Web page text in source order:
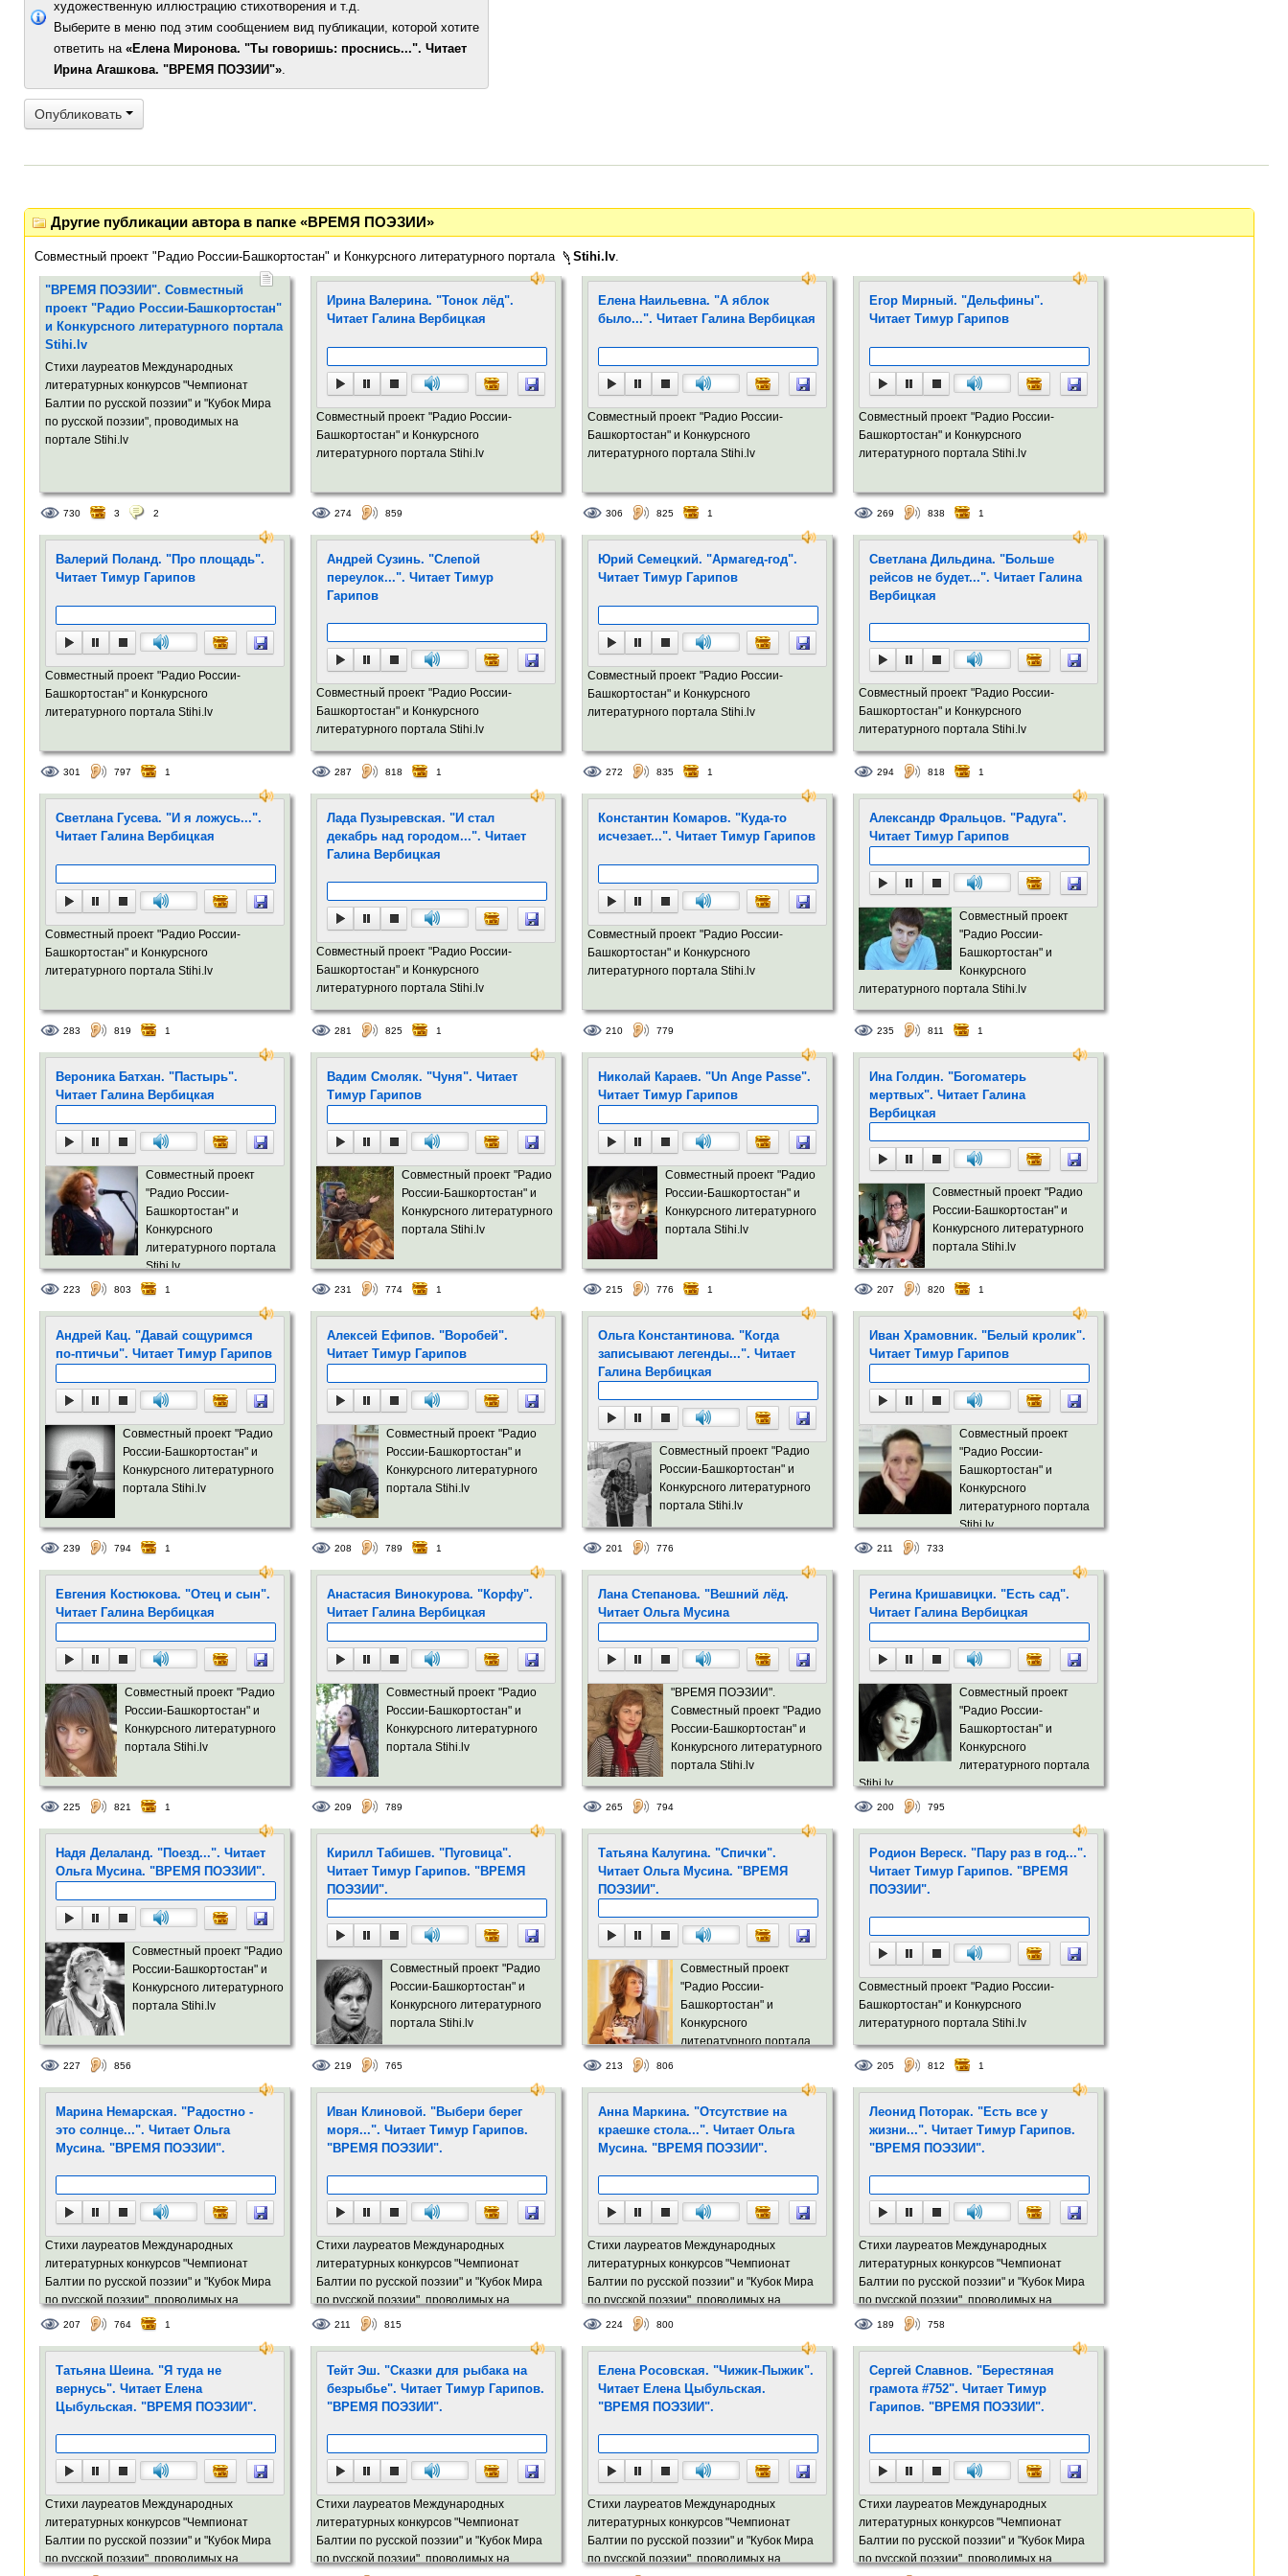
художественную иллюстрацию стихотворения и т.д.
Выберите в меню под этим сообщением вид публикации, которой хотите
ответить на «Елена Миронова. "Ты говоришь: проснись...". Читает
Ирина Агашкова. "ВРЕМЯ ПОЭЗИИ"».
Опубликовать
Другие публикации автора в папке «ВРЕМЯ ПОЭЗИИ»
Совместный проект "Радио России-Башкортостан" и Конкурсного литературного портала Stihi.lv.
"ВРЕМЯ ПОЭЗИИ". Совместный
проект "Радио России-Башкортостан"
и Конкурсного литературного портала
Stihi.lv
Стихи лауреатов Международных
литературных конкурсов "Чемпионат
Балтии по русской поэзии" и "Кубок Мира
по русской поэзии", проводимых на
портале Stihi.lv
730 3 2
Ирина Валерина. "Тонок лёд".
Читает Галина Вербицкая
Совместный проект "Радио России-
Башкортостан" и Конкурсного
литературного портала Stihi.lv
274 859
Елена Наильевна. "А яблок
было...". Читает Галина Вербицкая
Совместный проект "Радио России-
Башкортостан" и Конкурсного
литературного портала Stihi.lv
306 825 1
Егор Мирный. "Дельфины".
Читает Тимур Гарипов
Совместный проект "Радио России-
Башкортостан" и Конкурсного
литературного портала Stihi.lv
269 838 1
Валерий Поланд. "Про площадь".
Читает Тимур Гарипов
Совместный проект "Радио России-
Башкортостан" и Конкурсного
литературного портала Stihi.lv
301 797 1
Андрей Сузинь. "Слепой
переулок...". Читает Тимур
Гарипов
Совместный проект "Радио России-
Башкортостан" и Конкурсного
литературного портала Stihi.lv
287 818 1
Юрий Семецкий. "Армагед-год".
Читает Тимур Гарипов
Совместный проект "Радио России-
Башкортостан" и Конкурсного
литературного портала Stihi.lv
272 835 1
Светлана Дильдина. "Больше
рейсов не будет...". Читает Галина
Вербицкая
Совместный проект "Радио России-
Башкортостан" и Конкурсного
литературного портала Stihi.lv
294 818 1
Светлана Гусева. "И я ложусь...".
Читает Галина Вербицкая
Совместный проект "Радио России-
Башкортостан" и Конкурсного
литературного портала Stihi.lv
283 819 1
Лада Пузыревская. "И стал
декабрь над городом...". Читает
Галина Вербицкая
Совместный проект "Радио России-
Башкортостан" и Конкурсного
литературного портала Stihi.lv
281 825 1
Константин Комаров. "Куда-то
исчезает...". Читает Тимур Гарипов
Совместный проект "Радио России-
Башкортостан" и Конкурсного
литературного портала Stihi.lv
210 779
Александр Фральцов. "Радуга".
Читает Тимур Гарипов
Совместный проект
"Радио России-
Башкортостан" и
Конкурсного
литературного портала Stihi.lv
235 811 1
Вероника Батхан. "Пастырь".
Читает Галина Вербицкая
Совместный проект
"Радио России-
Башкортостан" и
Конкурсного
литературного портала
Stihi.lv
223 803 1
Вадим Смоляк. "Чуня". Читает
Тимур Гарипов
Совместный проект "Радио
России-Башкортостан" и
Конкурсного литературного
портала Stihi.lv
231 774 1
Николай Караев. "Un Ange Passe".
Читает Тимур Гарипов
Совместный проект "Радио
России-Башкортостан" и
Конкурсного литературного
портала Stihi.lv
215 776 1
Ина Голдин. "Богоматерь
мертвых". Читает Галина
Вербицкая
Совместный проект "Радио
России-Башкортостан" и
Конкурсного литературного
портала Stihi.lv
207 820 1
Андрей Кац. "Давай сощуримся
по-птичьи". Читает Тимур Гарипов
Совместный проект "Радио
России-Башкортостан" и
Конкурсного литературного
портала Stihi.lv
239 794 1
Алексей Ефипов. "Воробей".
Читает Тимур Гарипов
Совместный проект "Радио
России-Башкортостан" и
Конкурсного литературного
портала Stihi.lv
208 789 1
Ольга Константинова. "Когда
записывают легенды...". Читает
Галина Вербицкая
Совместный проект "Радио
России-Башкортостан" и
Конкурсного литературного
портала Stihi.lv
201 776
Иван Храмовник. "Белый кролик".
Читает Тимур Гарипов
Совместный проект
"Радио России-
Башкортостан" и
Конкурсного
литературного портала
Stihi.lv
211 733
Евгения Костюкова. "Отец и сын".
Читает Галина Вербицкая
Совместный проект "Радио
России-Башкортостан" и
Конкурсного литературного
портала Stihi.lv
225 821 1
Анастасия Винокурова. "Корфу".
Читает Галина Вербицкая
Совместный проект "Радио
России-Башкортостан" и
Конкурсного литературного
портала Stihi.lv
209 789
Лана Степанова. "Вешний лёд.
Читает Ольга Мусина
"ВРЕМЯ ПОЭЗИИ".
Совместный проект "Радио
России-Башкортостан" и
Конкурсного литературного
портала Stihi.lv
265 794
Регина Кришавицки. "Есть сад".
Читает Галина Вербицкая
Совместный проект
"Радио России-
Башкортостан" и
Конкурсного
литературного портала
Stihi.lv
200 795
Надя Делаланд. "Поезд...". Читает
Ольга Мусина. "ВРЕМЯ ПОЭЗИИ".
Совместный проект "Радио
России-Башкортостан" и
Конкурсного литературного
портала Stihi.lv
227 856
Кирилл Табишев. "Пуговица".
Читает Тимур Гарипов. "ВРЕМЯ
ПОЭЗИИ".
Совместный проект "Радио
России-Башкортостан" и
Конкурсного литературного
портала Stihi.lv
219 765
Татьяна Калугина. "Спички".
Читает Ольга Мусина. "ВРЕМЯ
ПОЭЗИИ".
Совместный проект
"Радио России-
Башкортостан" и
Конкурсного
литературного портала
213 806
Родион Вереск. "Пару раз в год...".
Читает Тимур Гарипов. "ВРЕМЯ
ПОЭЗИИ".
Совместный проект "Радио России-
Башкортостан" и Конкурсного
литературного портала Stihi.lv
205 812 1
Марина Немарская. "Радостно -
это солнце...". Читает Ольга
Мусина. "ВРЕМЯ ПОЭЗИИ".
Стихи лауреатов Международных
литературных конкурсов "Чемпионат
Балтии по русской поэзии" и "Кубок Мира
по русской поэзии", проводимых на
портале Stihi.lv
207 764 1
Иван Клиновой. "Выбери берег
моря...". Читает Тимур Гарипов.
"ВРЕМЯ ПОЭЗИИ".
Стихи лауреатов Международных
литературных конкурсов "Чемпионат
Балтии по русской поэзии" и "Кубок Мира
по русской поэзии", проводимых на
портале Stihi.lv
211 815
Анна Маркина. "Отсутствие на
краешке стола...". Читает Ольга
Мусина. "ВРЕМЯ ПОЭЗИИ".
Стихи лауреатов Международных
литературных конкурсов "Чемпионат
Балтии по русской поэзии" и "Кубок Мира
по русской поэзии", проводимых на
портале Stihi.lv
224 800
Леонид Поторак. "Есть все у
жизни...". Читает Тимур Гарипов.
"ВРЕМЯ ПОЭЗИИ".
Стихи лауреатов Международных
литературных конкурсов "Чемпионат
Балтии по русской поэзии" и "Кубок Мира
по русской поэзии", проводимых на
портале Stihi.lv
189 758
Татьяна Шеина. "Я туда не
вернусь". Читает Елена
Цыбульская. "ВРЕМЯ ПОЭЗИИ".
Стихи лауреатов Международных
литературных конкурсов "Чемпионат
Балтии по русской поэзии" и "Кубок Мира
по русской поэзии", проводимых на
Тейт Эш. "Сказки для рыбака на
безрыбье". Читает Тимур Гарипов.
"ВРЕМЯ ПОЭЗИИ".
Стихи лауреатов Международных
литературных конкурсов "Чемпионат
Балтии по русской поэзии" и "Кубок Мира
по русской поэзии", проводимых на
Елена Росовская. "Чижик-Пыжик".
Читает Елена Цыбульская.
"ВРЕМЯ ПОЭЗИИ".
Стихи лауреатов Международных
литературных конкурсов "Чемпионат
Балтии по русской поэзии" и "Кубок Мира
по русской поэзии", проводимых на
Сергей Славнов. "Берестяная
грамота #752". Читает Тимур
Гарипов. "ВРЕМЯ ПОЭЗИИ".
Стихи лауреатов Международных
литературных конкурсов "Чемпионат
Балтии по русской поэзии" и "Кубок Мира
по русской поэзии", проводимых на